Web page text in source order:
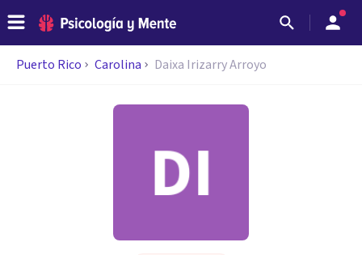
Puerto Rico Carolina Daixa Irizarry Arroyo